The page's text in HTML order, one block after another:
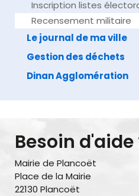
Inscription listes
Recensement militaire
Le journal de ma ville
Gestion des déchets
Dinan Agglomération
Besoin d'aide
Mairie de Plancoët
Place de la Mairie
22130 Plancoët